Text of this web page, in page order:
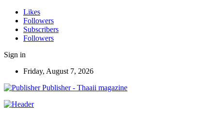
Likes
Followers
Subscribers
Followers
Sign in
Friday, August 7, 2026
Publisher - Thaaii magazine